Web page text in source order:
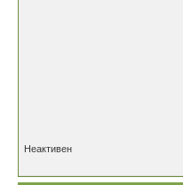
Неактивен